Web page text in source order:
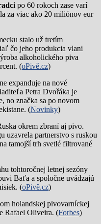
po 60 rokoch zase varí
za viac ako 20 miliónov eur
stalo už tretím
čo jeho produkcia vlani
alkoholického piva
(oPivě.cz)
expanduje na nové
Petra Dvořáka je
no značka sa po novom
(Novinky)
okrem zbraní aj pivo.
uzavrela partnerstvo s ruskou
tamojší trh svetlé filtrované
tohtoročnej letnej sezóny
Baťa a spoločne uvádzajú
(oPivě.cz)
holandskej pivovarníckej
Rafael Oliveira. (Forbes)